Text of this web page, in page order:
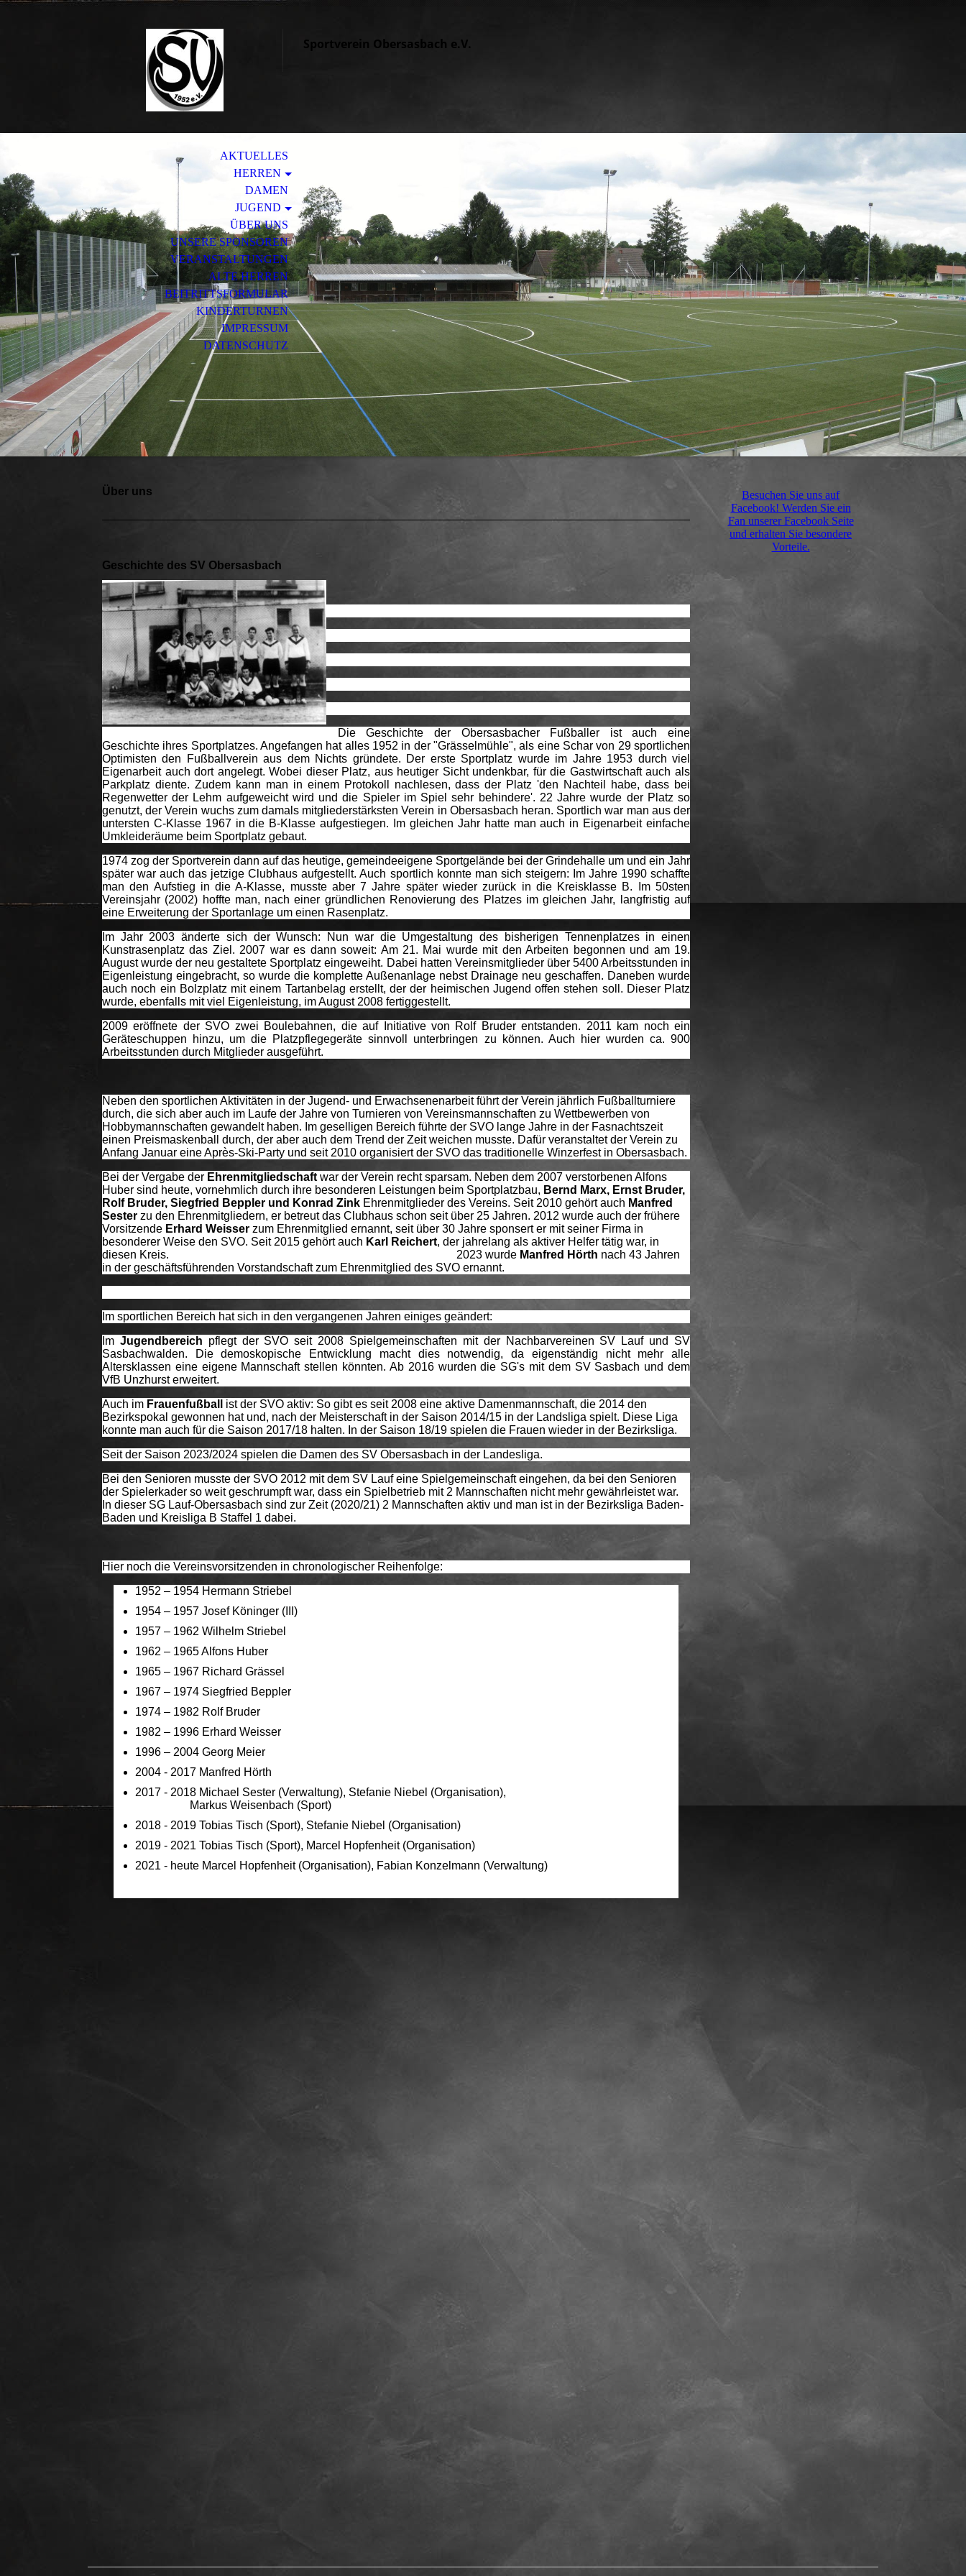
Sportvere in Obersasbach e.V.
AKTUELLES
HERREN
DAMEN
JUGEND
ÜBER UNS
UNSERE SPONSOREN
VERANSTALTUNGEN
ALTE HERREN
BEITRITTSFORMULAR
KINDERTURNEN
IMPRESSUM
DATENSCHUTZ
Über uns
Geschichte des SV Obersasbach
Die Geschichte der Obersasbacher Fußballer ist auch eine
Geschichte ihres Sportplatzes. Angefangen hat alles 1952 in der "Grässelmühle", als eine Schar von 29 sportlichen
Optimisten den Fußballverein aus dem Nichts gründete. Der erste Sportplatz wurde im Jahre 1953 durch viel
Eigenarbeit auch dort angelegt. Wobei dieser Platz, aus heutiger Sicht undenkbar, für die Gastwirtschaft auch als
Parkplatz diente. Zudem kann man in einem Protokoll nachlesen, dass der Platz 'den Nachteil habe, dass bei
Regenwetter der Lehm aufgeweicht wird und die Spieler im Spiel sehr behindere'. 22 Jahre wurde der Platz so
genutzt, der Verein wuchs zum damals mitgliederstärksten Verein in Obersasbach heran. Sportlich war man aus der
untersten C-Klasse 1967 in die B-Klasse aufgestiegen. Im gleichen Jahr hatte man auch in Eigenarbeit einfache
Umkleideräume beim Sportplatz gebaut.
1974 zog der Sportverein dann auf das heutige, gemeindeeigene Sportgelände bei der Grindehalle um und ein Jahr
später war auch das jetzige Clubhaus aufgestellt. Auch sportlich konnte man sich steigern: Im Jahre 1990 schaffte
man den Aufstieg in die A-Klasse, musste aber 7 Jahre später wieder zurück in die Kreisklasse B. Im 50sten
Vereinsjahr (2002) hoffte man, nach einer gründlichen Renovierung des Platzes im gleichen Jahr, langfristig auf
eine Erweiterung der Sportanlage um einen Rasenplatz.
Im Jahr 2003 änderte sich der Wunsch: Nun war die Umgestaltung des bisherigen Tennenplatzes in einen
Kunstrasenplatz das Ziel. 2007 war es dann soweit: Am 21. Mai wurde mit den Arbeiten begonnen und am 19.
August wurde der neu gestaltete Sportplatz eingeweiht. Dabei hatten Vereinsmitglieder über 5400 Arbeitsstunden in
Eigenleistung eingebracht, so wurde die komplette Außenanlage nebst Drainage neu geschaffen. Daneben wurde
auch noch ein Bolzplatz mit einem Tartanbelag erstellt, der der heimischen Jugend offen stehen soll. Dieser Platz
wurde, ebenfalls mit viel Eigenleistung, im August 2008 fertiggestellt.
2009 eröffnete der SVO zwei Boulebahnen, die auf Initiative von Rolf Bruder entstanden. 2011 kam noch ein
Geräteschuppen hinzu, um die Platzpflegegeräte sinnvoll unterbringen zu können. Auch hier wurden ca. 900
Arbeitsstunden durch Mitglieder ausgeführt.
Neben den sportlichen Aktivitäten in der Jugend- und Erwachsenenarbeit führt der Verein jährlich Fußballturniere
durch, die sich aber auch im Laufe der Jahre von Turnieren von Vereinsmannschaften zu Wettbewerben von
Hobbymannschaften gewandelt haben. Im geselligen Bereich führte der SVO lange Jahre in der Fasnachtszeit
einen Preismaskenball durch, der aber auch dem Trend der Zeit weichen musste. Dafür veranstaltet der Verein zu
Anfang Januar eine Après-Ski-Party und seit 2010 organisiert der SVO das traditionelle Winzerfest in Obersasbach.
Bei der Vergabe der Ehrenmitgliedschaft war der Verein recht sparsam. Neben dem 2007 verstorbenen Alfons
Huber sind heute, vornehmlich durch ihre besonderen Leistungen beim Sportplatzbau, Bernd Marx, Ernst Bruder,
Rolf Bruder, Siegfried Beppler und Konrad Zink Ehrenmitglieder des Vereins. Seit 2010 gehört auch Manfred
Sester zu den Ehrenmitgliedern, er betreut das Clubhaus schon seit über 25 Jahren. 2012 wurde auch der frühere
Vorsitzende Erhard Weisser zum Ehrenmitglied ernannt, seit über 30 Jahre sponsert er mit seiner Firma in
besonderer Weise den SVO. Seit 2015 gehört auch Karl Reichert, der jahrelang als aktiver Helfer tätig war, in
diesen Kreis. 2023 wurde Manfred Hörth nach 43 Jahren
in der geschäftsführenden Vorstandschaft zum Ehrenmitglied des SVO ernannt.
Im sportlichen Bereich hat sich in den vergangenen Jahren einiges geändert:
Im Jugendbereich pflegt der SVO seit 2008 Spielgemeinschaften mit der Nachbarvereinen SV Lauf und SV
Sasbachwalden. Die demoskopische Entwicklung macht dies notwendig, da eigenständig nicht mehr alle
Altersklassen eine eigene Mannschaft stellen könnten. Ab 2016 wurden die SG's mit dem SV Sasbach und dem
VfB Unzhurst erweitert.
Auch im Frauenfußball ist der SVO aktiv: So gibt es seit 2008 eine aktive Damenmannschaft, die 2014 den
Bezirkspokal gewonnen hat und, nach der Meisterschaft in der Saison 2014/15 in der Landsliga spielt. Diese Liga
konnte man auch für die Saison 2017/18 halten. In der Saison 18/19 spielen die Frauen wieder in der Bezirksliga.
Seit der Saison 2023/2024 spielen die Damen des SV Obersasbach in der Landesliga.
Bei den Senioren musste der SVO 2012 mit dem SV Lauf eine Spielgemeinschaft eingehen, da bei den Senioren
der Spielerkader so weit geschrumpft war, dass ein Spielbetrieb mit 2 Mannschaften nicht mehr gewährleistet war.
In dieser SG Lauf-Obersasbach sind zur Zeit (2020/21) 2 Mannschaften aktiv und man ist in der Bezirksliga Baden-
Baden und Kreisliga B Staffel 1 dabei.
Hier noch die Vereinsvorsitzenden in chronologischer Reihenfolge:
1952 – 1954 Hermann Striebel
1954 – 1957 Josef Köninger (III)
1957 – 1962 Wilhelm Striebel
1962 – 1965 Alfons Huber
1965 – 1967 Richard Grässel
1967 – 1974 Siegfried Beppler
1974 – 1982 Rolf Bruder
1982 – 1996 Erhard Weisser
1996 – 2004 Georg Meier
2004 - 2017 Manfred Hörth
2017 - 2018 Michael Sester (Verwaltung), Stefanie Niebel (Organisation),
Markus Weisenbach (Sport)
2018 - 2019 Tobias Tisch (Sport), Stefanie Niebel (Organisation)
2019 - 2021 Tobias Tisch (Sport), Marcel Hopfenheit (Organisation)
2021 - heute Marcel Hopfenheit (Organisation), Fabian Konzelmann (Verwaltung)
Besuchen Sie uns auf
Facebook! Werden Sie ein
Fan unserer Facebook Seite
und erhalten Sie besondere
Vorteile.